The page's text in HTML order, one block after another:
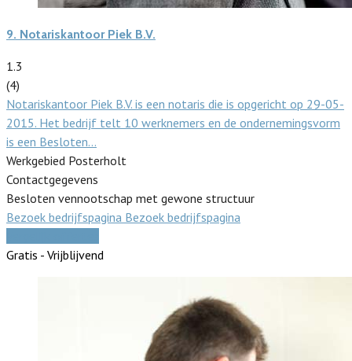
9. Notariskantoor Piek B.V.
1.3
(4)
Notariskantoor Piek B.V. is een notaris die is opgericht op 29-05-
2015. Het bedrijf telt 10 werknemers en de ondernemingsvorm
is een Besloten…
Werkgebied Posterholt
Contactgegevens
Besloten vennootschap met gewone structuur
Bezoek bedrijfspagina Bezoek bedrijfspagina
Gratis - Vrijblijvend